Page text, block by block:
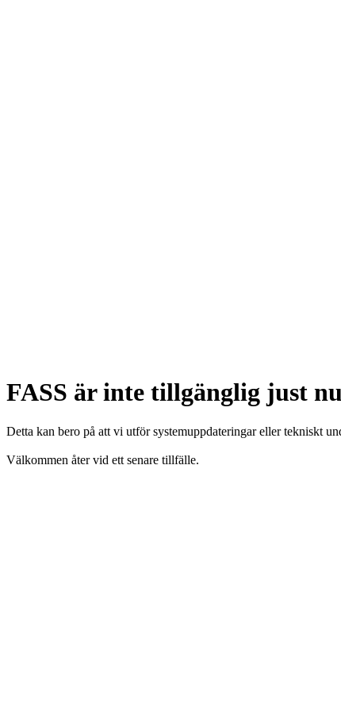
FASS är inte tillgänglig just nu
Detta kan bero på att vi utför systemuppdateringar eller tekniskt
Välkommen åter vid ett senare tillfälle.